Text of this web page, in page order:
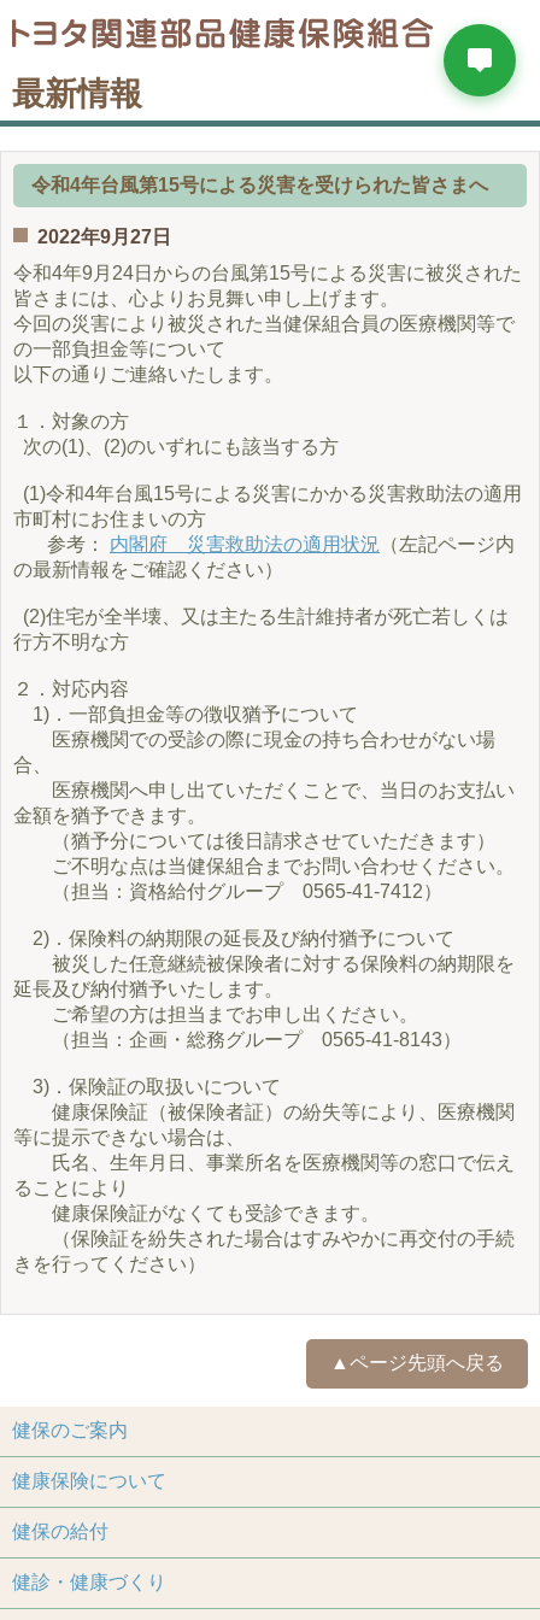
最新情報
令和4年台風第15号による災害を受けられた皆さまへ
2022年9月27日
令和4年9月24日からの台風第15号による災害に被災された
皆さまには、心よりお見舞い申し上げます。
今回の災害により被災された当健保組合員の医療機関等で
の一部負担金等について
以下の通りご連絡いたします。
１．対象の方
次の(1)、(2)のいずれにも該当する方
(1)令和4年台風15号による災害にかかる災害救助法の適用
市町村にお住まいの方
参考： 内閣府 災害救助法の適用状況
（左記ページ内
の最新情報をご確認ください）
(2)住宅が全半壊、又は主たる生計維持者が死亡若しくは
行方不明な方
２．対応内容
1)．一部負担金等の徴収猶予について
医療機関での受診の際に現金の持ち合わせがない場
合、
医療機関へ申し出ていただくことで、当日のお支払い
金額を猶予できます。
（猶予分については後日請求させていただきます）
ご不明な点は当健保組合までお問い合わせください。
（担当：資格給付グループ 0565-41-7412）
2)．保険料の納期限の延長及び納付猶予について
被災した任意継続被保険者に対する保険料の納期限を
延長及び納付猶予いたします。
ご希望の方は担当までお申し出ください。
（担当：企画・総務グループ 0565-41-8143）
3)．保険証の取扱いについて
健康保険証（被保険者証）の紛失等により、医療機関
等に提示できない場合は、
氏名、生年月日、事業所名を医療機関等の窓口で伝え
ることにより
健康保険証がなくても受診できます。
（保険証を紛失された場合はすみやかに再交付の手続
きを行ってください）
▲ページ先頭へ戻る
健保のご案内
健康保険について
健保の給付
健診・健康づくり